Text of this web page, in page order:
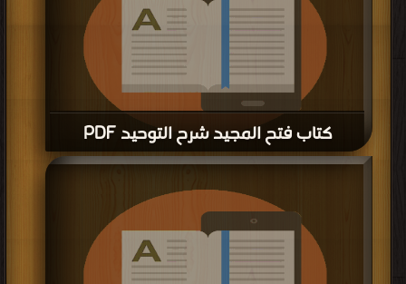
كتاب فتح المجيد شرح التوحيد PDF
قراءة و تحميل كتاب كتاب فتح المجيد شرح التوحيد PDF مجانا | مكتبة >
كتب في
اكبر منتدى| التحميل : مرة/مرات